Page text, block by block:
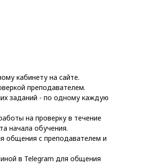
кабинету на сайте.
преподавателем.
заданий - по одному каждую
на проверку в течение
начала обучения.
общения с преподавателем и
в Telegram для общения